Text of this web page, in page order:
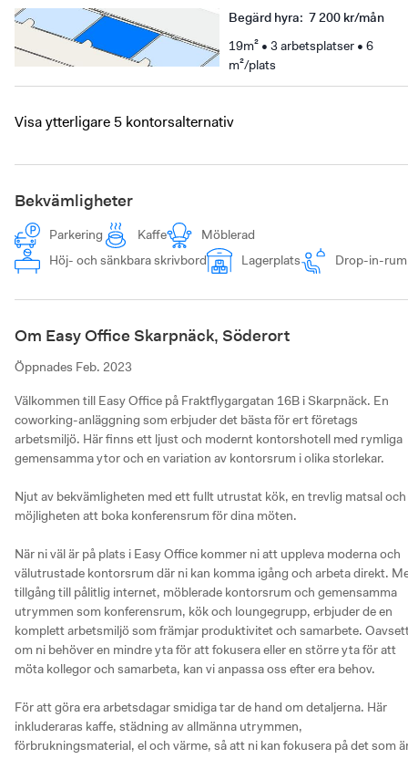
Begärd hyra: 7 200 kr/mån
19m² • 3 arbetsplatser • 6
m²/plats
Visa ytterligare 5 kontorsalternativ
Bekvämligheter
Parkering Kaffe
Möblerad
Höj- och sänkbara skrivbord
Lagerplats Drop-in-rum
Om Easy Office Skarpnäck, Söderort
Öppnades Feb. 2023
Välkommen till Easy Office på Fraktflygargatan 16B i Skarpnäck. En
coworking-anläggning som erbjuder det bästa för ert företags
arbetsmiljö. Här finns ett ljust och modernt kontorshotell med rymliga
gemensamma ytor och en variation av kontorsrum i olika storlekar.
Njut av bekvämligheten med ett fullt utrustat kök, en trevlig matsal och
möjligheten att boka konferensrum för dina möten.
När ni väl är på plats i Easy Office kommer ni att uppleva moderna och
välutrustade kontorsrum där ni kan komma igång och arbeta direkt.
tillgång till pålitlig internet, möblerade kontorsrum och gemensamma
utrymmen som konferensrum, kök och loungegrupp, erbjuder de en
komplett arbetsmiljö som främjar produktivitet och samarbete.
om ni behöver en mindre yta för att fokusera eller en större yta för att
möta kollegor och samarbeta, kan vi anpassa oss efter era behov.
För att göra era arbetsdagar smidiga tar de hand om detaljerna. Här
inkluderaras kaffe, städning av allmänna utrymmen,
förbrukningsmaterial, el och värme, så att ni kan fokusera på det som